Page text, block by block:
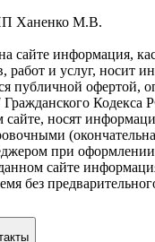
Ханенко М.В.
сайте информация,
работ и услуг, носит
публичной офертой,
Кодекса
сайте, носят
при оформлении
сайте
без